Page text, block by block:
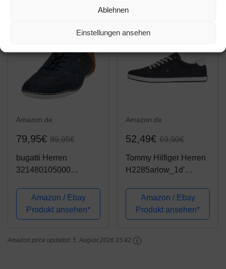
Ablehnen
Einstellungen ansehen
Amazon.de
79,95€ 89,95€
bugatti Herren
321480105000
Amazon / Ebay
Produkt ansehen*
Amazon.de
52,49€ 69,90€
Tommy Hilfiger Herren
H2285arlow_1d'
Amazon / Ebay
Produkt ansehen*
Amazon price updated: 5. August 2026 15:42